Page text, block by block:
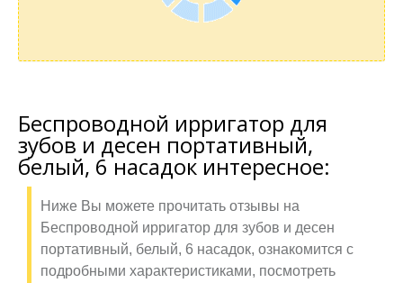
Беспроводной ирригатор для
зубов и десен портативный,
белый, 6 насадок интересное:
Ниже Вы можете прочитать отзывы на
Беспроводной ирригатор для зубов и десен
портативный, белый, 6 насадок, ознакомится с
подробными характеристиками, посмотреть